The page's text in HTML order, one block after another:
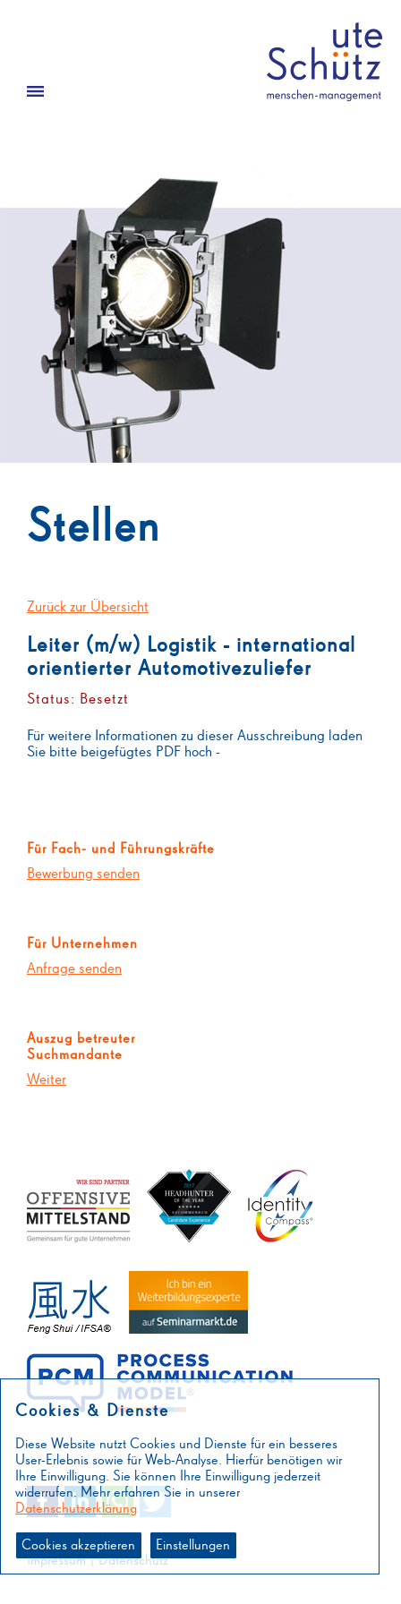
Stellen
Zurück zur Übersicht
Leiter (m/w) Logistik - international
orientierter Automotivezuliefer
Status: Besetzt
Für weitere Informationen zu dieser Ausschreibung laden
Sie bitte beigefügtes PDF hoch -
Für Fach- und Führungskräfte
Bewerbung senden
Für Unternehmen
Anfrage senden
Auszug betreuter
Suchmandante
Weiter
Impressum|Datenschutz
Cookies & Dienste
Diese Website nutzt Cookies und Dienste für ein besseres
User-Erlebnis sowie für Web-Analyse. Hierfür benötigen wir
Ihre Einwilligung. Sie können Ihre Einwilligung jederzeit
widerrufen. Mehr erfahren Sie in unserer
Datenschutzerklärung
Cookies akzeptieren Einstellungen